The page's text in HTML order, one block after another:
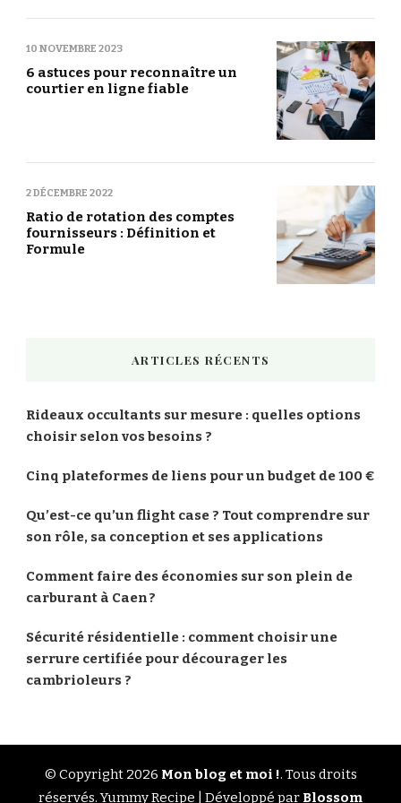
10 NOVEMBRE 2023
6 astuces pour reconnaître un
courtier en ligne fiable
2 DÉCEMBRE 2022
Ratio de rotation des comptes
fournisseurs : Définition et
Formule
ARTICLES RÉCENTS
Rideaux occultants sur mesure : quelles options
choisir selon vos besoins ?
Cinq plateformes de liens pour un budget de 100 €
Qu’est-ce qu’un flight case ? Tout comprendre sur
son rôle, sa conception et ses applications
Comment faire des économies sur son plein de
carburant à Caen ?
Sécurité résidentielle : comment choisir une
serrure certifiée pour décourager les
cambrioleurs ?
© Copyright 2026 Mon blog et moi !. Tous droits
réservés.Yummy Recipe | Développé par Blossom